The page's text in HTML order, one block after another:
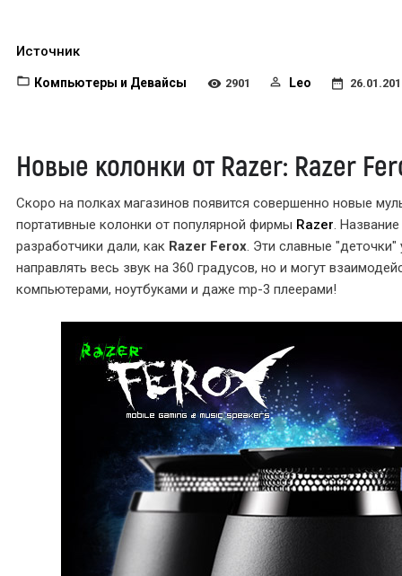
Источник
Компьютеры и Девайсы 2901 Leo
Новые колонки от Razer: Razer
Скоро на полках магазинов появится совершенно новые
портативные колонки от популярной фирмы Razer.
разработчики дали, как Razer Ferox. Эти славные
направлять весь звук на 360 градусов, но и могут
компьютерами, ноутбуками и даже mp-3 плеерами!